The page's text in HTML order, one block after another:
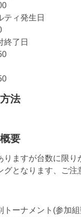
ティ発生日
終了日
法
要
りますが台数に限り
となります、ご注
トーナメント(参加